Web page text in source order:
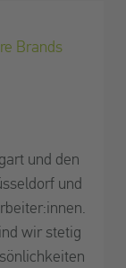
Brands
und den
und
wir stetig